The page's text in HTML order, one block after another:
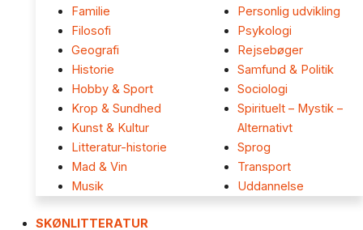
Familie
Filosofi
Geografi
Historie
Hobby & Sport
Krop & Sundhed
Kunst & Kultur
Litteratur-historie
Mad & Vin
Musik
Personlig udvikling
Psykologi
Rejsebøger
Samfund & Politik
Sociologi
Spirituelt – Mystik –
Alternativt
Sprog
Transport
Uddannelse
SKØNLITTERATUR